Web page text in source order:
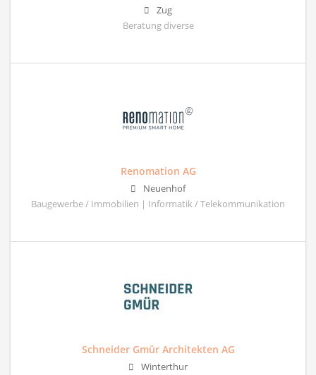
Zug
Beratung diverse
Renomation AG
Neuenhof
Baugewerbe / Immobilien | Informatik / Telekommunikation
Schneider Gmür Architekten AG
Winterthur